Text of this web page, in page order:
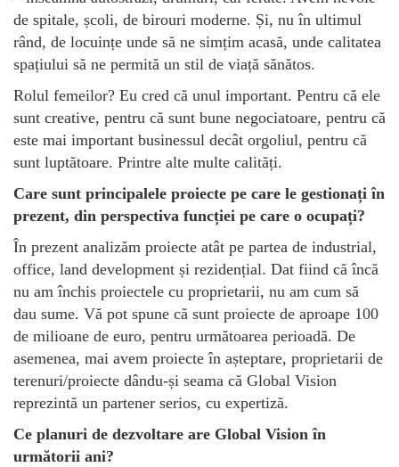
de spitale, școli, de birouri moderne. Și, nu în ultimul
rând, de locuințe unde să ne simțim acasă, unde calitatea
spațiului să ne permită un stil de viață sănătos.
Rolul femeilor? Eu cred că unul important. Pentru că ele
sunt creative, pentru că sunt bune negociatoare, pentru că
este mai important businessul decât orgoliul, pentru că
sunt luptătoare. Printre alte multe calități.
Care sunt principalele proiecte pe care le gestionați în
prezent, din perspectiva funcției pe care o ocupați?
În prezent analizăm proiecte atât pe partea de industrial,
office, land development și rezidențial. Dat fiind că încă
nu am închis proiectele cu proprietarii, nu am cum să
dau sume. Vă pot spune că sunt proiecte de aproape 100
de milioane de euro, pentru următoarea perioadă. De
asemenea, mai avem proiecte în așteptare, proprietarii de
terenuri/proiecte dându-și seama că Global Vision
reprezintă un partener serios, cu expertiză.
Ce planuri de dezvoltare are Global Vision în
următorii ani?